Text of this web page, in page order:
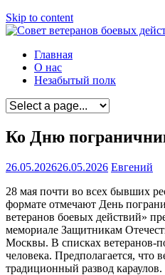
Skip to content
Главная
О нас
Незабытый полк
Ко Дню
26.05.202626.05.2026 Евгений
28 мая почти во всех бывших
формате отмечают День
ветеранов боевых действий»
мемориале Защитникам
Москвы. В списках ветеранов-
человека. Предполагается, что
традиционный развод караулов.